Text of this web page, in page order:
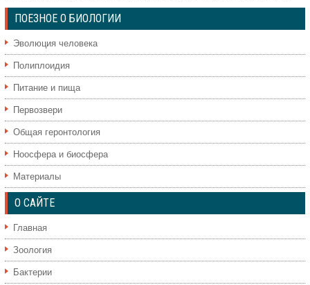
ПОЕЗНОЕ О БИОЛОГИИ
Эволюция человека
Полиплоидия
Питание и пища
Первозвери
Общая геронтология
Ноосфера и биосфера
Материалы
О САЙТЕ
Главная
Зоология
Бактерии